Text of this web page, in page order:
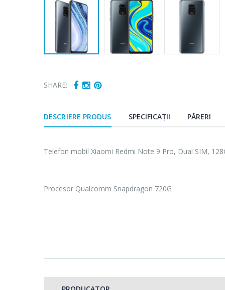
SHARE:
DESCRIERE PRODUS SPECIFICAȚII PĂRERI
Telefon mobil Xiaomi Redmi Note 9 Pro, Dual SIM,
Procesor Qualcomm Snapdragon 720G
Camera principala